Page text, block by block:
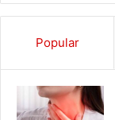
Popular